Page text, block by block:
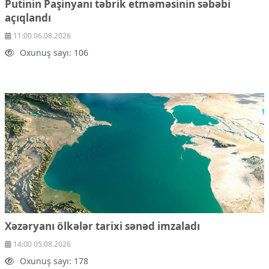
Çarpaz baxış
Təhlil
Siyasi
Geosiyasi
Araşdırma
Multimedia
Foto
Video
İnfoqrafika
Podcast
Humanitar
Elm və təhsil
Diaspor
Yüksəliş hekayəsi
Putinin Paşinyanı təbrik etməməsinin səbəbi
açıqlandı
11:00 06.08.2026
Oxunuş sayı: 106
Xəzəryanı ölkələr tarixi sənəd imzaladı
14:00 05.08.2026
Oxunuş sayı: 178